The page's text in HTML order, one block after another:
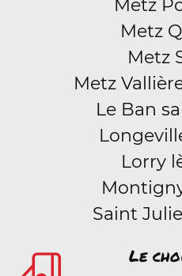
Metz
Metz
Metz
Metz
Le Ban
Lorry
Saint
Le